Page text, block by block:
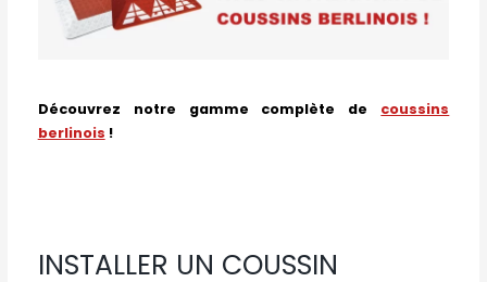
Découvrez notre gamme complète de coussins
berlinois !
INSTALLER UN COUSSIN